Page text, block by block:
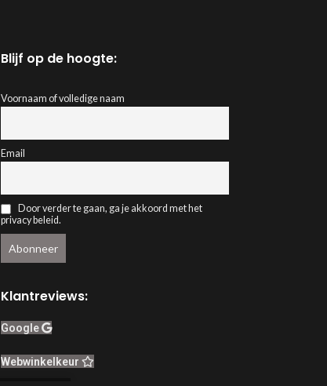
Blijf op de hoogte:
Voornaam of volledige naam
Email
Door verder te gaan, ga je akkoord met het
privacy beleid.
Klantreviews:
Google
Webwinkelkeur